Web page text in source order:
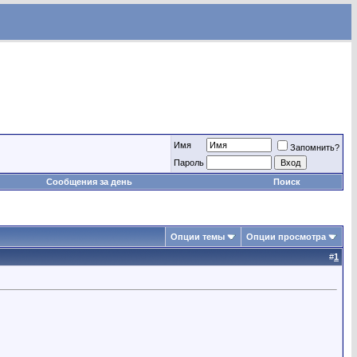
Имя
Запомнить?
Пароль
Сообщения за день
Поиск
Опции темы Опции просмотра
#1